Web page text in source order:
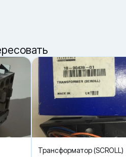
небольшие отличия в
вентилятора испарителя —
детали и место установки.
00585-21 — главный критерий
номера высок риск ошибки.
отличаются
версии холодильной установки —
ремонте.
Трансформатор (SCROLL)